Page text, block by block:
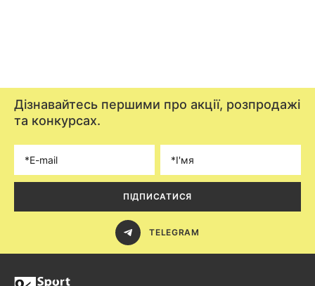
Дізнавайтесь першими про акції, розпродажі
та конкурсах.
ПІДПИСАТИСЯ
TELEGRAM